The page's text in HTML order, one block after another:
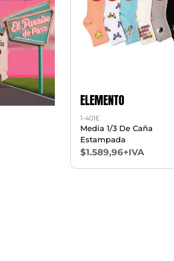
ELEMENTO
1-401E
Media 1/3 De Caña
Estampada
$1.589,96+IVA